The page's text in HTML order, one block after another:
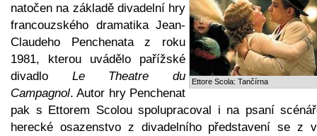
Ettore Scola: Tančírna
natočen na základě divadelní hry
francouzského dramatika Jean-
Claudeho Penchenata z roku
1981, kterou uvádělo pařížské
divadlo Le Theatre du
Campagnol. Autor hry Penchenat
pak s Ettorem Scolou spolupracoval i na psaní
herecké osazenstvo z divadelního představení se z